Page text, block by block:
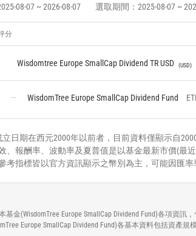
08-07 ~ 2026-08-07 選取期間：2025-08-07 ~
分
Wisdomtree Europe SmallCap Dividend TR USD USD
WisdomTree Europe SmallCap Dividend Fund
日期在西元2000年以前者，目前資料僅顯示自
、報酬率、波動率及夏普值是以基金最新市價(最近
考指標皆以官方資訊顯示之幣別為主，可能因匯率
本基金(WisdomTree Europe SmallCap Dividend Fund)各項
Europe SmallCap Dividend Fund)各基本資料包括資